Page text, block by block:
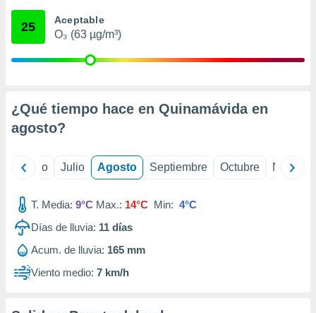
e
publicidad
1199
25 Aceptable
O₃ (63 µg/m³)
¿Qué tiempo hace en Quinamávida en
agosto?
Junio Julio Agosto Septiembre Octubre
T. Media: 9°C Max.: 14°C Min: 4°C
Días de lluvia: 11 días
Acum. de lluvia: 165 mm
Viento medio: 7 km/h